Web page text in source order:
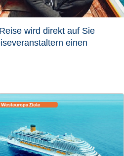
wird direkt auf Sie
einen